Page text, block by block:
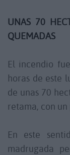
UNAS 70
QUEMADAS
El incendio
horas de este
de unas 70
retama, con
En este
madrugada